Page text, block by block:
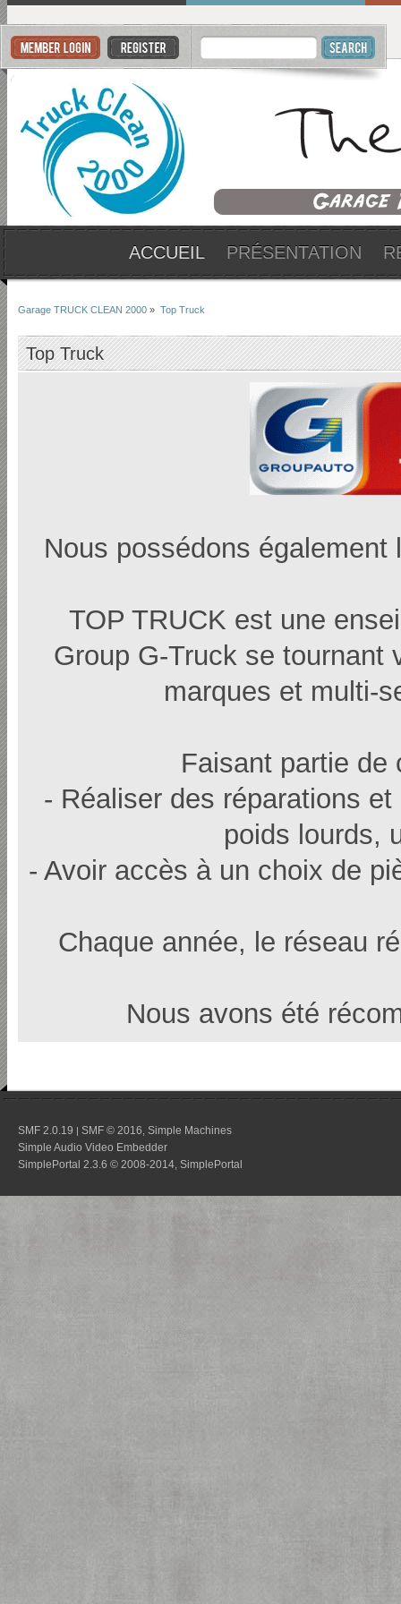
ACCUEIL PRÉSENTATION
Garage TRUCK CLEAN 2000 » Top Truck
Top Truck
Nous possédons également
TOP TRUCK est une
Group G-Truck se tournant
marques et multi-
Faisant partie de
- Réaliser des réparations
poids lourds,
- Avoir accès à un choix de
Chaque année, le réseau
Nous avons été
SMF 2.0.19 | SMF © 2016 Simple Machines
Simple Audio Video Embedder
SimplePortal 2.3.6 © 2008-2014, SimplePortal